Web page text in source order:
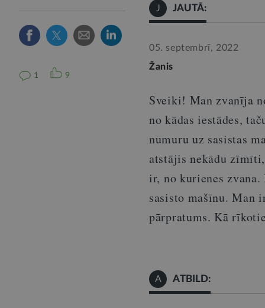
1 9
J JAUTĀ:
05. septembrī, 2022
Žanis
Sveiki! Man zvanīja
no kādas iestādes,
numuru uz sasistas
atstājis nekādu
ir, no kurienes zvana.
sasisto mašīnu. Man
pārpratums. Kā
A ATBILD: